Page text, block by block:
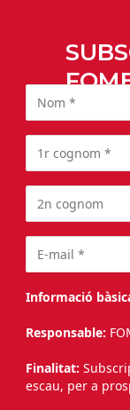
Informació
Responsable:
Finalitat:
escau, per a